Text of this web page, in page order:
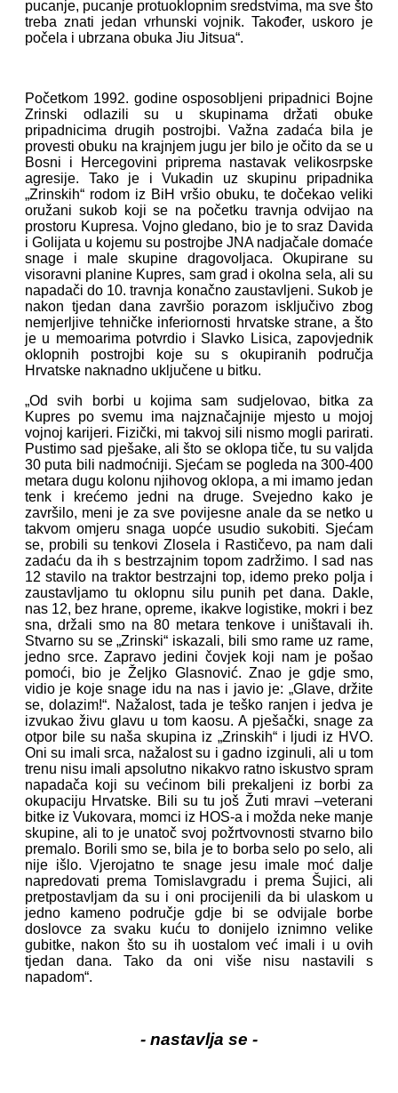
pucanje, pucanje protuoklopnim sredstvima, ma sve što
treba znati jedan vrhunski vojnik. Također, uskoro je
počela i ubrzana obuka Jiu Jitsua“.
Početkom 1992. godine osposobljeni pripadnici Bojne
Zrinski odlazili su u skupinama držati obuke
pripadnicima drugih postrojbi. Važna zadaća bila je
provesti obuku na krajnjem jugu jer bilo je očito da se u
Bosni i Hercegovini priprema nastavak velikosrpske
agresije. Tako je i Vukadin uz skupinu pripadnika
„Zrinskih“ rodom iz BiH vršio obuku, te dočekao veliki
oružani sukob koji se na početku travnja odvijao na
prostoru Kupresa. Vojno gledano, bio je to sraz Davida
i Golijata u kojemu su postrojbe JNA nadjačale domaće
snage i male skupine dragovoljaca. Okupirane su
visoravni planine Kupres, sam grad i okolna sela, ali su
napadači do 10. travnja konačno zaustavljeni. Sukob je
nakon tjedan dana završio porazom isključivo zbog
nemjerljive tehničke inferiornosti hrvatske strane, a što
je u memoarima potvrdio i Slavko Lisica, zapovjednik
oklopnih postrojbi koje su s okupiranih područja
Hrvatske naknadno uključene u bitku.
„Od svih borbi u kojima sam sudjelovao, bitka za
Kupres po svemu ima najznačajnije mjesto u mojoj
vojnoj karijeri. Fizički, mi takvoj sili nismo mogli parirati.
Pustimo sad pješake, ali što se oklopa tiče, tu su valjda
30 puta bili nadmoćniji. Sjećam se pogleda na 300-400
metara dugu kolonu njihovog oklopa, a mi imamo jedan
tenk i krećemo jedni na druge. Svejedno kako je
završilo, meni je za sve povijesne anale da se netko u
takvom omjeru snaga uopće usudio sukobiti. Sjećam
se, probili su tenkovi Zlosela i Rastičevo, pa nam dali
zadaću da ih s bestrzajnim topom zadržimo. I sad nas
12 stavilo na traktor bestrzajni top, idemo preko polja i
zaustavljamo tu oklopnu silu punih pet dana. Dakle,
nas 12, bez hrane, opreme, ikakve logistike, mokri i bez
sna, držali smo na 80 metara tenkove i uništavali ih.
Stvarno su se „Zrinski“ iskazali, bili smo rame uz rame,
jedno srce. Zapravo jedini čovjek koji nam je pošao
pomoći, bio je Željko Glasnović. Znao je gdje smo,
vidio je koje snage idu na nas i javio je: „Glave, držite
se, dolazim!“. Nažalost, tada je teško ranjen i jedva je
izvukao živu glavu u tom kaosu. A pješački, snage za
otpor bile su naša skupina iz „Zrinskih“ i ljudi iz HVO.
Oni su imali srca, nažalost su i gadno izginuli, ali u tom
trenu nisu imali apsolutno nikakvo ratno iskustvo spram
napadača koji su većinom bili prekaljeni iz borbi za
okupaciju Hrvatske. Bili su tu još Žuti mravi –veterani
bitke iz Vukovara, momci iz HOS-a i možda neke manje
skupine, ali to je unatoč svoj požrtvovnosti stvarno bilo
premalo. Borili smo se, bila je to borba selo po selo, ali
nije išlo. Vjerojatno te snage jesu imale moć dalje
napredovati prema Tomislavgradu i prema Šujici, ali
pretpostavljam da su i oni procijenili da bi ulaskom u
jedno kameno područje gdje bi se odvijale borbe
doslovce za svaku kuću to donijelo iznimno velike
gubitke, nakon što su ih uostalom već imali i u ovih
tjedan dana. Tako da oni više nisu nastavili s
napadom“.
- nastavlja se -